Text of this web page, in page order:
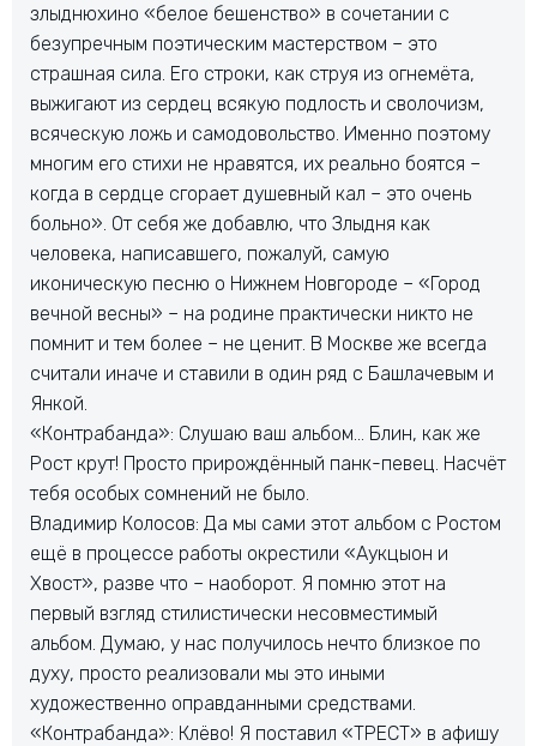
злыднюхино «белое бешенство» в сочетании с
безупречным поэтическим мастерством – это
страшная сила. Его строки, как струя из огнемёта,
выжигают из сердец всякую подлость и сволочизм,
всяческую ложь и самодовольство. Именно поэтому
многим его стихи не нравятся, их реально боятся –
когда в сердце сгорает душевный кал – это очень
больно». От себя же добавлю, что Злыдня как
человека, написавшего, пожалуй, самую
иконическую песню о Нижнем Новгороде – «Город
вечной весны» – на родине практически никто не
помнит и тем более – не ценит. В Москве же всегда
считали иначе и ставили в один ряд с Башлачевым и
Янкой.
«Контрабанда»: Слушаю ваш альбом… Блин, как же
Рост крут! Просто прирождённый панк-певец. Насчёт
тебя особых сомнений не было.
Владимир Колосов: Да мы сами этот альбом с Ростом
ещё в процессе работы окрестили «Аукцыон и
Хвост», разве что – наоборот. Я помню этот на
первый взгляд стилистически несовместимый
альбом. Думаю, у нас получилось нечто близкое по
духу, просто реализовали мы это иными
художественно оправданными средствами.
«Контрабанда»: Клёво! Я поставил «ТРЕСТ» в афишу